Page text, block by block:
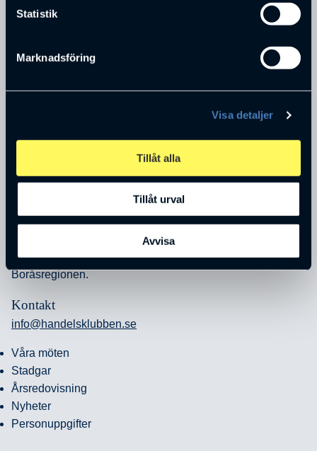
Statistik
Marknadsföring
Visa detaljer
Tillåt alla
Tillåt urval
Avvisa
Mats Lundgren
Borås industri- och handelsklubb är ett nätverk som ska
främja samarbete, förkovran och affärer mellan företagare i
Boråsregionen.
Kontakt
info@handelsklubben.se
Våra möten
Stadgar
Årsredovisning
Nyheter
Personuppgifter